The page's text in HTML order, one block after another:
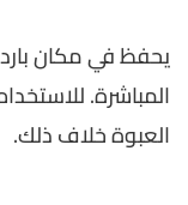
يحفظ في مكان
المباشرة.
العبوة خلاف ذلك.